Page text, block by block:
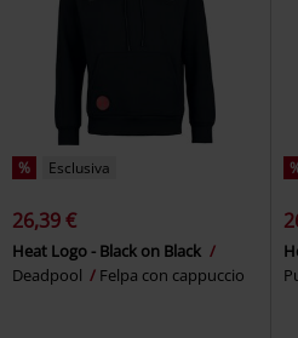
% Esclusiva
26,39 €
Heat Logo - Black on Black
Deadpool
Felpa con cappuccio